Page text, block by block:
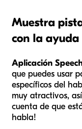
Muestra
con la ayuda
Aplicación
que puedes usar
específicos del
muy atractivos,
cuenta de que
habla!